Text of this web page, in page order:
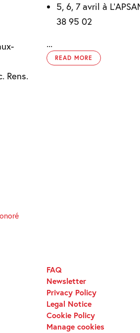
Rens.
5, 6, 7 avril à
38 95 02
...
READ MORE
FAQ
Newsletter
Privacy Policy
Legal Notice
Cookie Policy
Manage cookies